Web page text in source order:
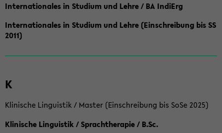
Internationales in Studium und Lehre / BA IndiErg
Internationales in Studium und Lehre (Einschreibung bis SS
2011)
K
Klinische Linguistik / Master (Einschreibung bis SoSe 2025)
Klinische Linguistik / Sprachtherapie / B.Sc.